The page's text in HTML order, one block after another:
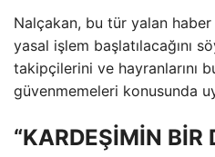
Nalçakan, bu tür yalan
yasal işlem başlatılacağını
takipçilerini ve hayranlarını
güvenmemeleri konusunda
“KARDEŞİMİN BİR